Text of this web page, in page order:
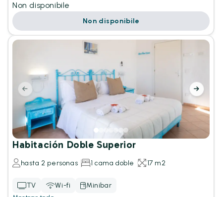
Non disponibile
Non disponibile
Habitación Doble Superior
hasta 2 personas 1 cama doble 17 m2
TV Wi-fi
Minibar